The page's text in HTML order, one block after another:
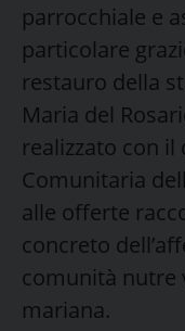
parrocchiale e
particolare
restauro della
Maria del
realizzato con
Comunitaria
alle offerte
concreto
comunità nutre
mariana.